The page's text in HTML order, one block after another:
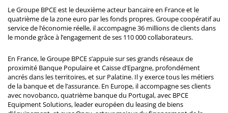
Le Groupe BPCE est le deuxième acteur bancaire en France et le
quatrième de la zone euro par les fonds propres. Groupe coopératif au
service de l’économie réelle, il accompagne 36 millions de clients dans
le monde grâce à l’engagement de ses 110 000 collaborateurs.
En France, le Groupe BPCE s’appuie sur ses grands réseaux de
proximité Banque Populaire et Caisse d’Epargne, profondément
ancrés dans les territoires, et sur Palatine. Il y exerce tous les métiers
de la banque et de l’assurance. En Europe, il accompagne ses clients
avec novobanco, quatrième banque du Portugal, avec BPCE
Equipment Solutions, leader européen du leasing de biens